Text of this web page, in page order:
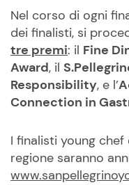
Nel corso di ogni
dei finalisti, si
tre premi: il Fine
Award, il
Responsibility, e l’
Connection in
I finalisti young
regione saranno